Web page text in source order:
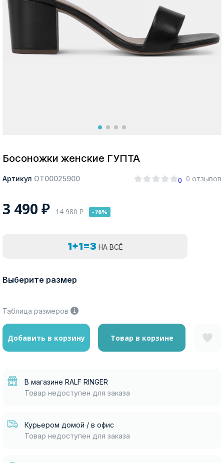
Босоножки женские ГУПТА
Артикул ОТ00025900 0 0 отзывов
3 490 ₽ 14 980₽ -76%
1+1=3 НА ВСЁ
Выберите размер
Таблица размеров
Добавить в корзину Товар в корзине
В магазине RALF RINGER
Товар недоступен для заказа
Курьером домой / в офис
Товар недоступен для заказа